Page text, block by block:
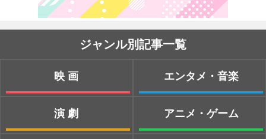
ジャンル別記事一覧
映画
演劇
エンタメ・音楽
アニメ・ゲーム